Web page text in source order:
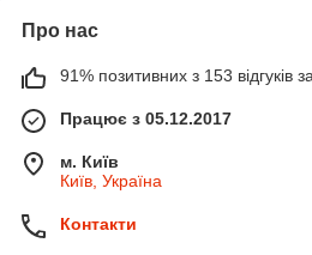
Про нас
91% позитивних з 153 відгуків
Працює з 05.12.2017
м. Київ
Київ, Україна
Контакти